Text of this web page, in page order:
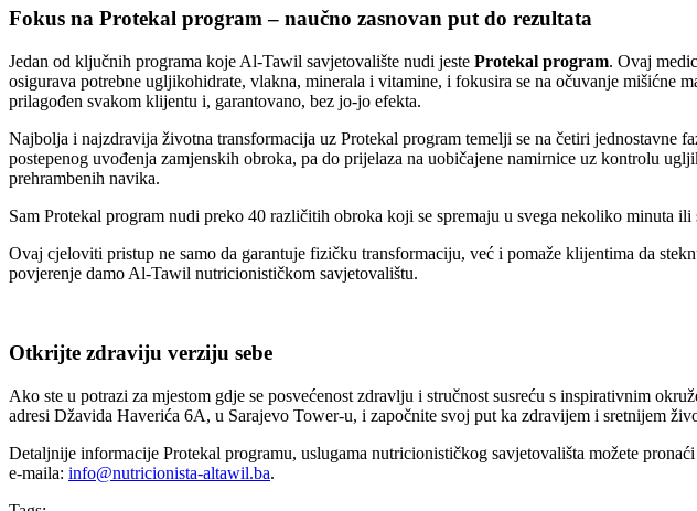
Fokus na Protekal program – naučno zasnovan put do rezultata
Jedan od ključnih programa koje Al-Tawil savjetovalište nudi jeste Protekal program. Ovaj
osigurava potrebne ugljikohidrate, vlakna, minerala i vitamine, i fokusira se na očuvanje mišićne
prilagođen svakom klijentu i, garantovano, bez jo-jo efekta.
Najbolja i najzdravija životna transformacija uz Protekal program temelji se na četiri
postepenog uvođenja zamjenskih obroka, pa do prijelaza na uobičajene namirnice uz kontrolu
prehrambenih navika.
Sam Protekal program nudi preko 40 različitih obroka koji se spremaju u svega nekoliko minuta ili
Ovaj cjeloviti pristup ne samo da garantuje fizičku transformaciju, već i pomaže klijentima da
povjerenje damo Al-Tawil nutricionističkom savjetovalištu.
Otkrijte zdraviju verziju sebe
Ako ste u potrazi za mjestom gdje se posvećenost zdravlju i stručnost susreću s inspirativnim
adresi Džavida Haverića 6A, u Sarajevo Tower-u, i započnite svoj put ka zdravijem i sretnijem
Detaljnije informacije Protekal programu, uslugama nutricionističkog savjetovališta možete
e-maila: info@nutricionista-altawil.ba.